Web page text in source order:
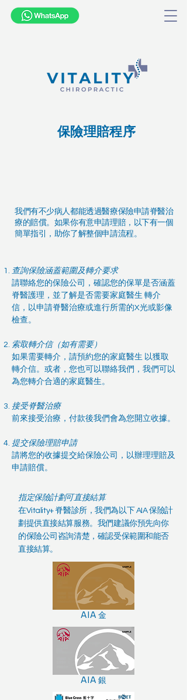
保險理賠程序
我們有不少病人都能透過醫療保險申請脊醫治
療的賠償。如果你有意申請理賠，以下有一個
簡單指引，助你了解整個申請流程。
查詢保險涵蓋範圍及轉介要求
請聯絡您的保險公司，確認您的保單是否涵蓋
脊醫護理，並了解是否需要家庭醫生 轉介
信，以申請脊醫治療或進行所需的X光或影像
檢查。
索取轉介信（如有需要）
如果需要轉介，請預約您的家庭醫生 以獲取
轉介信。或者，您也可以聯絡我們，我們可以
為您轉介合適的家庭醫生。
接受脊醫治療
前來接受治療，付款後我們會為您開立收據。
提交保險理賠申請
請將您的收據提交給保險公司，以辦理理賠及
申請賠償。
指定保險計劃可直接結算
在Vitality+ 脊醫診所，我們為以下 AIA 保險計
劃提供直接結算服務。我們建議你預先向你
的保險公司咨詢清楚，確認受保範圍和能否
直接結算。
AIA 金
AIA 銀